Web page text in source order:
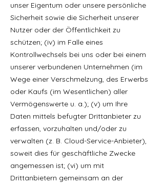
unser Eigentum oder unsere persönliche
Sicherheit sowie die Sicherheit unserer
Nutzer oder der Öffentlichkeit zu
schützen; (iv) im Falle eines
Kontrollwechsels bei uns oder bei einem
unserer verbundenen Unternehmen (im
Wege einer Verschmelzung, des Erwerbs
oder Kaufs (im Wesentlichen) aller
Vermögenswerte u. a.); (v) um Ihre
Daten mittels befugter Drittanbieter zu
erfassen, vorzuhalten und/oder zu
verwalten (z. B. Cloud-Service-Anbieter),
soweit dies für geschäftliche Zwecke
angemessen ist; (vi) um mit
Drittanbietern gemeinsam an der